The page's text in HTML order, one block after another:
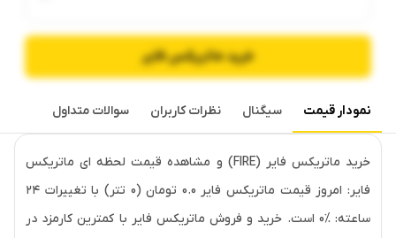
خریدماتریکس فایر
نمودار قیمت سیگنال نظرات کاربران سوالات متداول
قیمت لحظه‌ایماتریکس فایر
خرید ماتریکس فایر (FIRE) و مشاهده قیمت لحظه ای ماتریکس
فایر: امروز قیمت ماتریکس فایر 0.0 تومان (0 تتر) با تغییرات ۲۴
ساعته: ‎0% است. خرید و فروش ماتریکس فایر با کمترین کارمزد در